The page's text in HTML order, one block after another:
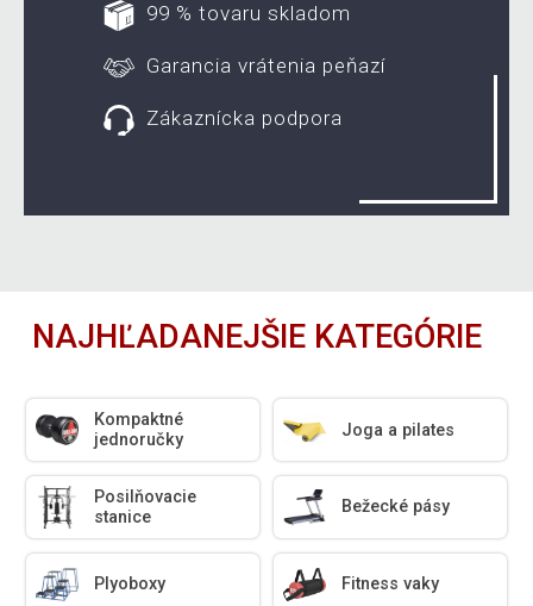
99 % tovaru skladom
Garancia vrátenia peňazí
Zákaznícka podpora
NAJHĽADANEJŠIE KATEGÓRIE
Kompaktné
jednoručky
Joga a pilates
Posilňovacie
stanice
Bežecké pásy
Plyoboxy Fitness vaky